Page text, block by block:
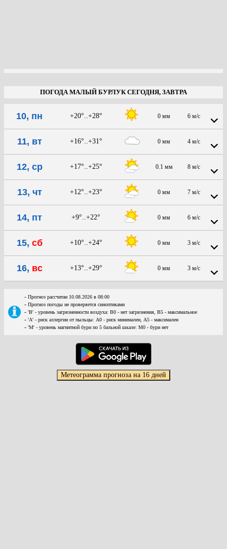
ПОГОДА МАЛЫЙ БУРЛУК СЕГОДНЯ, ЗАВТРА
10, пн +20°..+28° 0 мм 6 м/с
11, вт +16°..+31° 0 мм 4 м/с
12, ср +17°..+25° 0.1 мм 8 м/с
13, чт +12°..+23° 0 мм 7 м/с
14, пт +9°..+22° 0 мм 6 м/с
15, сб +10°..+24° 0 мм 3 м/с
16, вс +13°..+29° 0 мм 3 м/с
- Прогноз рассчитан 10.08.2026 в 08:00
- Прогноз погоды не проверяется синоптиками
- 'В' - уровень загрязненности воздуха: В0 - нет загрязнения, В5 - максимальное
- 'А' - риск аллергии от пыльцы: А0 - риск минимален, А5 - максимален
- 'М' - уровень магнитной бури по 5 бальной шкале: М0 - бури нет